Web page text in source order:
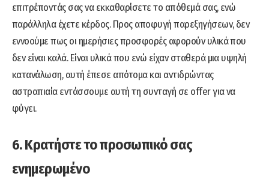
επιτρέποντάς σας να εκκαθαρίσετε το απόθεμά σας, ενώ
παράλληλα έχετε κέρδος. Προς αποφυγή παρεξηγήσεων, δεν
εννοούμε πως οι ημερήσιες προσφορές αφορούν υλικά που
δεν είναι καλά. Είναι υλικά που ενώ είχαν σταθερά μια υψηλή
κατανάλωση, αυτή έπεσε απότομα και αντιδρώντας
αστραπιαία εντάσσουμε αυτή τη συνταγή σε offer για να
φύγει.
6. Κρατήστε το προσωπικό σας
ενημερωμένο